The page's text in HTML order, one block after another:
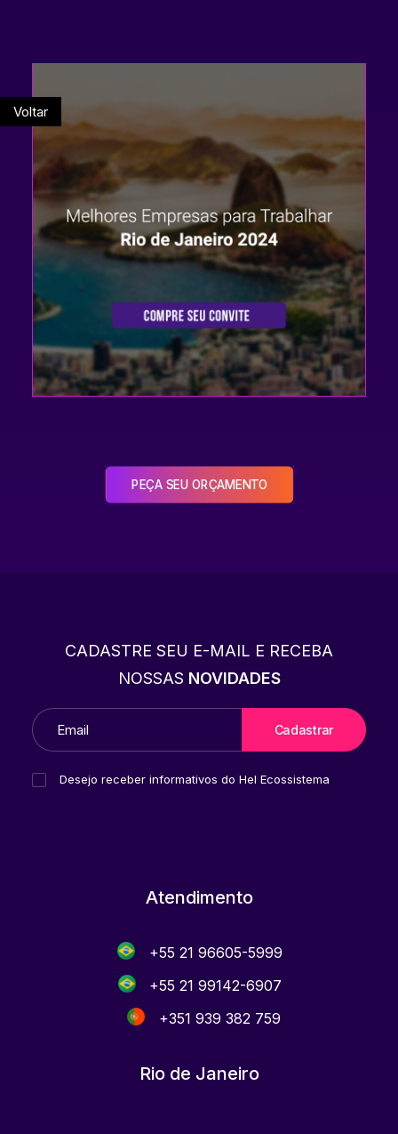
PEÇA SEU ORÇAMENTO
CADASTRE SEU E-MAIL E RECEBA
NOSSAS NOVIDADES
Desejo receber informativos do Hel Ecossistema
Atendimento
+55 21 96605-5999
+55 21 99142-6907
+351 939 382 759
Rio de Janeiro
Voltar